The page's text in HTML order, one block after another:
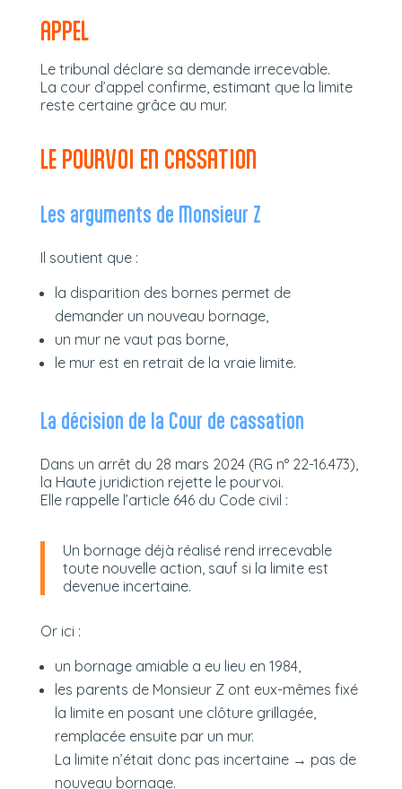
APPEL
Le tribunal déclare sa demande irrecevable.
La cour d’appel confirme, estimant que la limite
reste certaine grâce au mur.
LE POURVOI EN CASSATION
Les arguments de Monsieur Z
Il soutient que :
la disparition des bornes permet de
demander un nouveau bornage,
un mur ne vaut pas borne,
le mur est en retrait de la vraie limite.
La décision de la Cour de cassation
Dans un arrêt du 28 mars 2024 (RG n° 22-16.473),
la Haute juridiction rejette le pourvoi.
Elle rappelle l’article 646 du Code civil :
Un bornage déjà réalisé rend irrecevable
toute nouvelle action, sauf si la limite est
devenue incertaine.
Or ici :
un bornage amiable a eu lieu en 1984,
les parents de Monsieur Z ont eux-mêmes fixé
la limite en posant une clôture grillagée,
remplacée ensuite par un mur.
La limite n’était donc pas incertaine → pas de
nouveau bornage.